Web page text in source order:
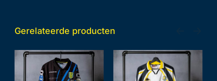
Gerelateerde producten